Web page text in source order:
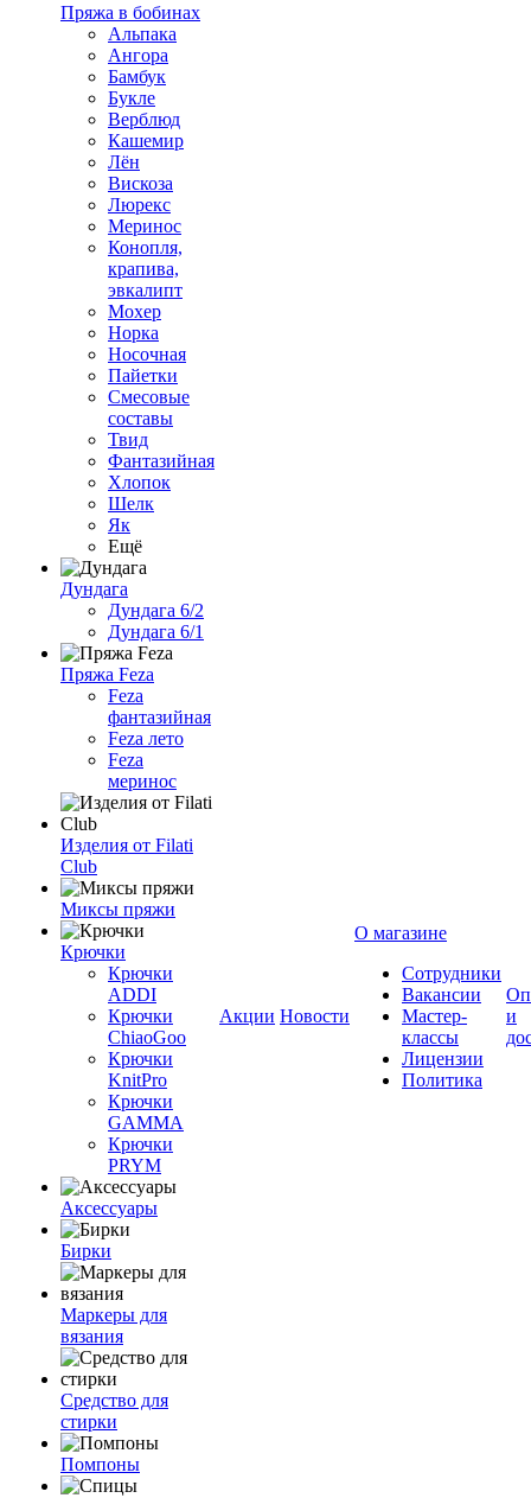
Пряжа в бобинах
Альпака
Ангора
Бамбук
Букле
Верблюд
Кашемир
Лён
Вискоза
Люрекс
Меринос
Конопля,
крапива,
эвкалипт
Мохер
Норка
Носочная
Пайетки
Смесовые
составы
Твид
Фантазийная
Хлопок
Шелк
Як
Ещё
Дундага
Дундага 6/2
Дундага 6/1
Пряжа Feza
Feza
фантазийная
Feza лето
Feza
меринос
Изделия от Filati
Club
Миксы пряжи
Крючки
Крючки
ADDI
Крючки
ChiaoGoo
Крючки
KnitPro
Крючки
GAMMA
Крючки
PRYM
Аксессуары
Бирки
Маркеры для
вязания
Средство для
стирки
Помпоны
Акции Новости
О магазине
Сотрудники
Вакансии
Мастер-
классы
Лицензии
Политика
и